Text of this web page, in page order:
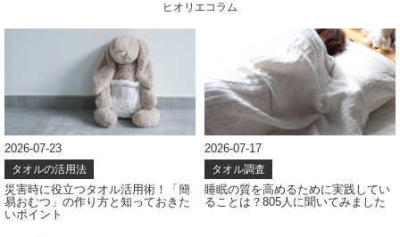
ヒオリエコラム
2026-07-23
タオルの活用法
災害時に役立つタオル活用術！「簡
易おむつ」の作り方と知っておきた
いポイント
2026-07-17
タオル調査
睡眠の質を高めるために実践してい
ることは？805人に聞いてみました